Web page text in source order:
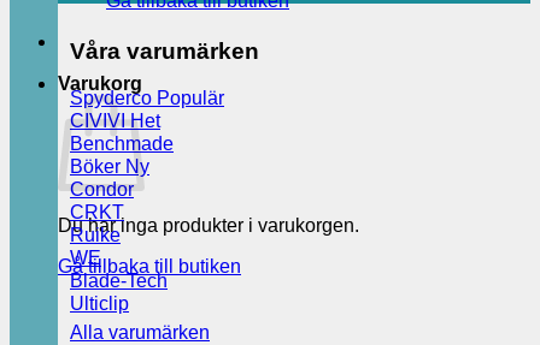
Varukorg
Du har inga produkter i varukorgen.
Gå tillbaka till butiken
Våra varumärken
Spyderco
CIVIVI
Benchmade
Böker
Condor
CRKT
Ruike
WE
Blade-Tech
Ulticlip
Alla varumärken